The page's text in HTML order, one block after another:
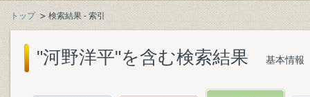
トップ 検索結果 - 索引
"河野洋平"を含む検索結果 基本情報